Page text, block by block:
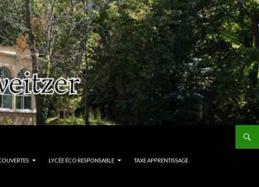
LYCÉE ÉCO RESPONSABLE TAXE APPRENTISSAGE